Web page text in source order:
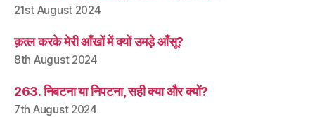
21st August 2024
क़त्ल करके मेरी आँखों में क्यों उमड़े आँसू?
8th August 2024
263. निबटना या निपटना, सही क्या और क्यों?
7th August 2024